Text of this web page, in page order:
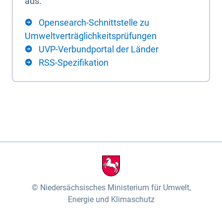
Opensearch-Schnittstelle zu
Umweltverträglichkeitsprüfungen
UVP-Verbundportal der Länder
RSS-Spezifikation
Niedersächsisches Ministerium für Umwelt,
Energie und Klimaschutz